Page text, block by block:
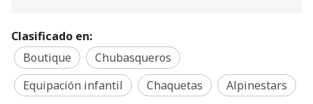
Clasificado en:
Boutique
Chubasqueros
Equipación infantil
Chaquetas Alpinestars